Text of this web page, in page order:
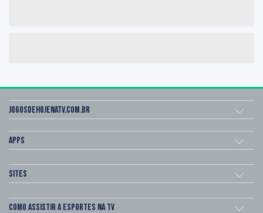
Jogosdehojenatv.com.br
Apps
Sites
Como assistir a esportes na TV